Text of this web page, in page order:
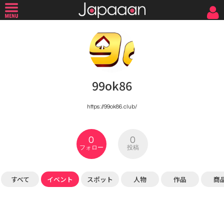
99ok86
https://99ok86.club/
0
フォロー
0
投稿
すべて イベント スポット 人物 作品 商